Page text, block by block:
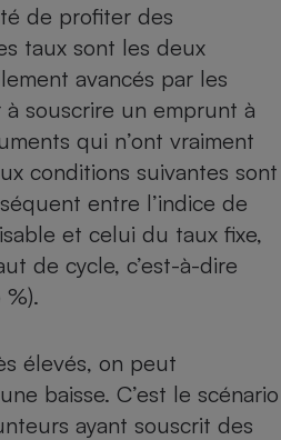
de profiter des
taux sont les deux
avancés par les
souscrire un emprunt à
qui n’ont vraiment
conditions suivantes sont
entre l’indice de
et celui du taux fixe,
de cycle, c’est-à-dire
élevés, on peut
baisse. C’est le scénario
ayant souscrit des
Cafetière à expressos
Robot ménager